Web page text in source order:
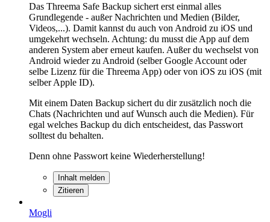
Das Threema Safe Backup sichert erst einmal alles
Grundlegende - außer Nachrichten und Medien (Bilder,
Videos,...). Damit kannst du auch von Android zu iOS und
umgekehrt wechseln. Achtung: du musst die App auf dem
anderen System aber erneut kaufen. Außer du wechselst von
Android wieder zu Android (selber Google Account oder
selbe Lizenz für die Threema App) oder von iOS zu iOS (mit
selber Apple ID).
Mit einem Daten Backup sichert du dir zusätzlich noch die
Chats (Nachrichten und auf Wunsch auch die Medien). Für
egal welches Backup du dich entscheidest, das Passwort
solltest du behalten.
Denn ohne Passwort keine Wiederherstellung!
Inhalt melden
Zitieren
Mogli